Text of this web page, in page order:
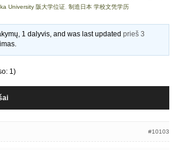
University 阪大学位证 制造日本 学校文凭学历
1 dalyvis, and was last updatedprieš 3
.
1)
#10103